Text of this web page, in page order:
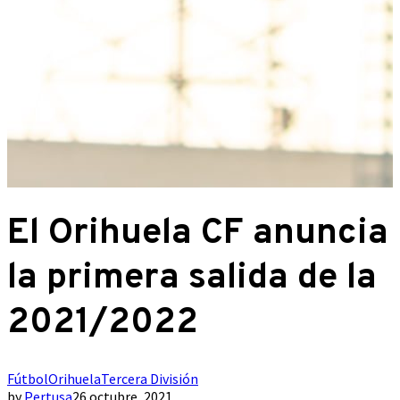
El Orihuela CF anuncia
la primera salida de la
2021/2022
FútbolOrihuelaTercera División
byPertusa26 octubre, 2021